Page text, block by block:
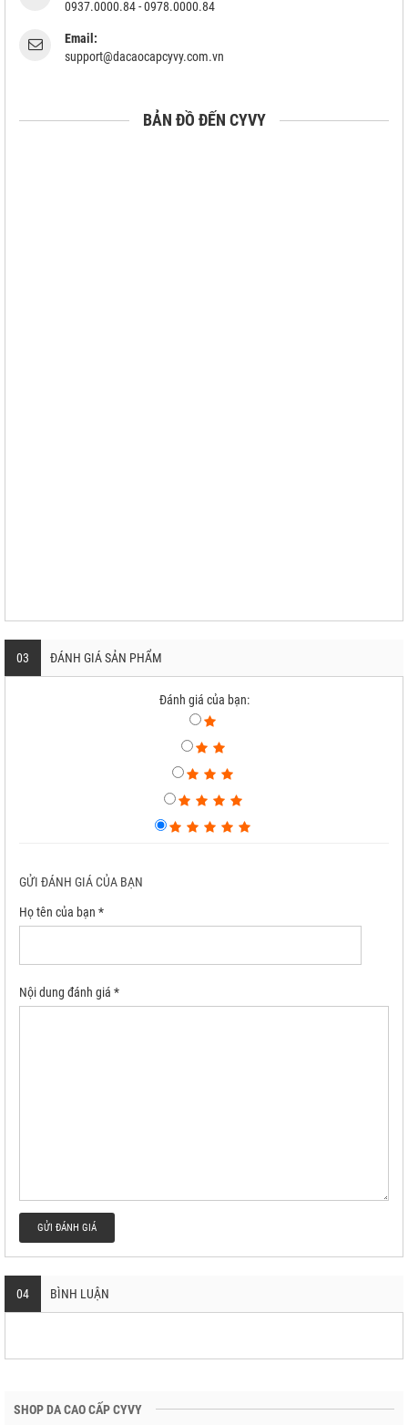
0937.0000.84 - 0978.0000.84
Email:
support@dacaocapcyvy.com.vn
BẢN ĐỒ ĐẾN CYVY
03 ĐÁNH GIÁ SẢN PHẨM
Đánh giá của bạn:
GỬI ĐÁNH GIÁ CỦA BẠN
Họ tên của bạn *
Nội dung đánh giá *
GỬI ĐÁNH GIÁ
04 BÌNH LUẬN
SHOP DA CAO CẤP CYVY